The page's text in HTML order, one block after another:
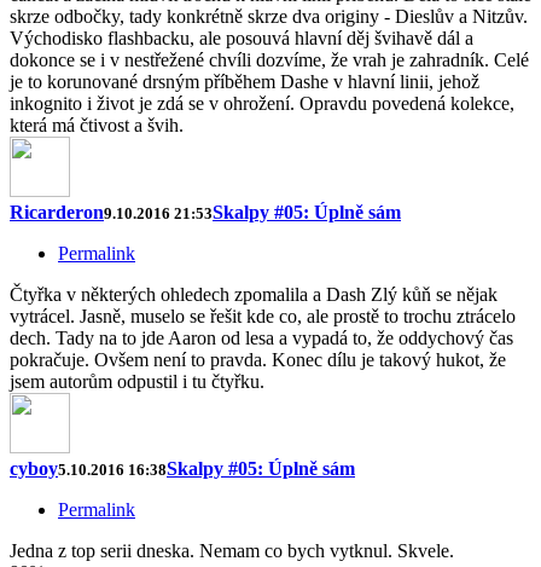
skrze odbočky, tady konkrétně skrze dva originy - Dieslův a Nitzův.
Východisko flashbacku, ale posouvá hlavní děj švihavě dál a
dokonce se i v nestřežené chvíli dozvíme, že vrah je zahradník. Celé
je to korunované drsným příběhem Dashe v hlavní linii, jehož
inkognito i život je zdá se v ohrožení. Opravdu povedená kolekce,
která má čtivost a švih.
Ricarderon9.10.2016 21:53Skalpy #05: Úplně sám
Permalink
Čtyřka v některých ohledech zpomalila a Dash Zlý kůň se nějak
vytrácel. Jasně, muselo se řešit kde co, ale prostě to trochu ztrácelo
dech. Tady na to jde Aaron od lesa a vypadá to, že oddychový čas
pokračuje. Ovšem není to pravda. Konec dílu je takový hukot, že
jsem autorům odpustil i tu čtyřku.
cyboy5.10.2016 16:38Skalpy #05: Úplně sám
Permalink
Jedna z top serii dneska. Nemam co bych vytknul. Skvele.